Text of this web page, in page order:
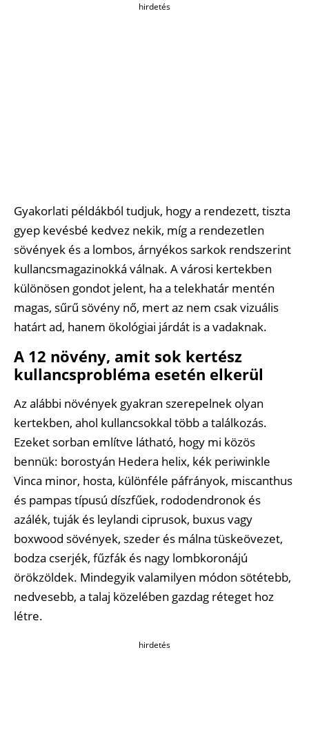
hirdetés
Gyakorlati példákból tudjuk, hogy a rendezett, tiszta
gyep kevésbé kedvez nekik, míg a rendezetlen
sövények és a lombos, árnyékos sarkok rendszerint
kullancsmagazinokká válnak. A városi kertekben
különösen gondot jelent, ha a telekhatár mentén
magas, sűrű sövény nő, mert az nem csak vizuális
határt ad, hanem ökológiai járdát is a vadaknak.
A 12 növény, amit sok kertész
kullancsprobléma esetén elkerül
Az alábbi növények gyakran szerepelnek olyan
kertekben, ahol kullancsokkal több a találkozás.
Ezeket sorban említve látható, hogy mi közös
bennük: borostyán Hedera helix, kék periwinkle
Vinca minor, hosta, különféle páfrányok, miscanthus
és pampas típusú díszfűek, rododendronok és
azálék, tuják és leylandi ciprusok, buxus vagy
boxwood sövények, szeder és málna tüskeövezet,
bodza cserjék, fűzfák és nagy lombkoronájú
örökzöldek. Mindegyik valamilyen módon sötétebb,
nedvesebb, a talaj közelében gazdag réteget hoz
létre.
hirdetés